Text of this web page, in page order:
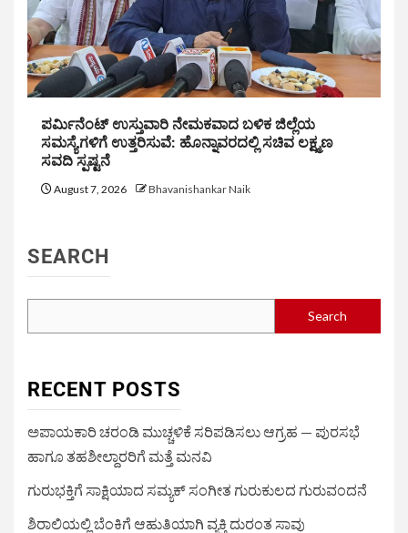
ಪರ್ಮಿನೆಂಟ್ ಉಸ್ತುವಾರಿ ನೇಮಕವಾದ ಬಳಿಕ ಜಿಲ್ಲೆಯ
ಸಮಸ್ಯೆಗಳಿಗೆ ಉತ್ತರಿಸುವೆ: ಹೊನ್ನಾವರದಲ್ಲಿ ಸಚಿವ ಲಕ್ಷ್ಮಣ
ಸವದಿ ಸ್ಪಷ್ಟನೆ
August 7, 2026 Bhavanishankar Naik
SEARCH
Search
RECENT POSTS
ಅಪಾಯಕಾರಿ ಚರಂಡಿ ಮುಚ್ಚಳಿಕೆ ಸರಿಪಡಿಸಲು ಆಗ್ರಹ — ಪುರಸಭೆ
ಹಾಗೂ ತಹಶೀಲ್ದಾರರಿಗೆ ಮತ್ತೆ ಮನವಿ
ಗುರುಭಕ್ತಿಗೆ ಸಾಕ್ಷಿಯಾದ ಸಮ್ಯಕ್ ಸಂಗೀತ ಗುರುಕುಲದ ಗುರುವಂದನೆ
ಶಿರಾಲಿಯಲ್ಲಿ ಬೆಂಕಿಗೆ ಆಹುತಿಯಾಗಿ ವ್ಯಕ್ತಿ ದುರಂತ ಸಾವು